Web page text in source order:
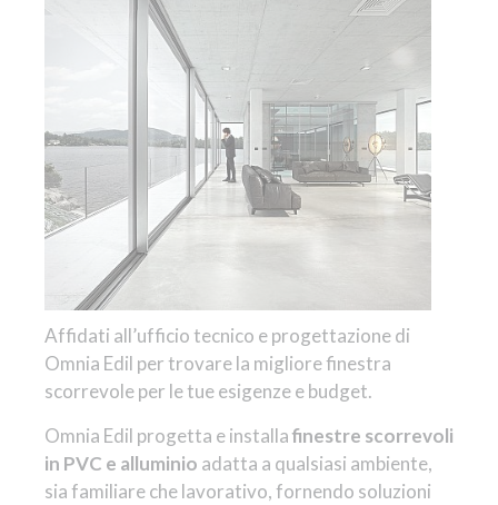
Affidati all’ufficio tecnico e progettazione di
Omnia Edil per trovare la migliore finestra
scorrevole per le tue esigenze e budget.
Omnia Edil progetta e installafinestre scorrevoli
in PVC e alluminio adatta a qualsiasi ambiente,
sia familiare che lavorativo, fornendo soluzioni